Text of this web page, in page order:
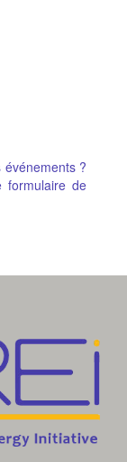
?
formulaire de